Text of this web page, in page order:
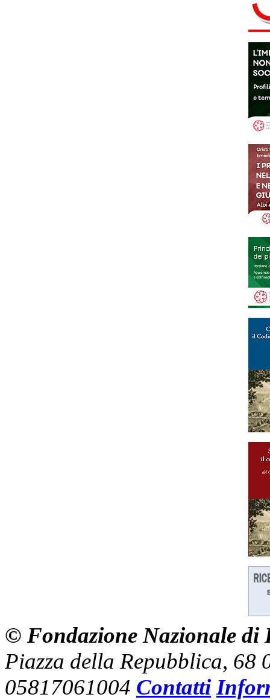
© Fondazione Nazionale di
Piazza della Repubblica, 68
05817061004 Contatti